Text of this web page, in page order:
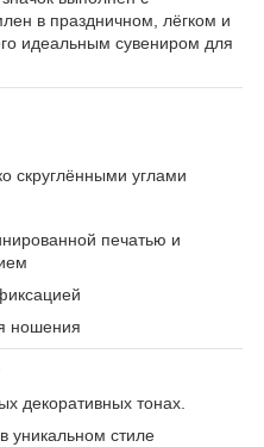
в праздничном, лёгком и
идеальным сувениром для
скруглёнными углами
печатью и
ношения
декоративных тонах.
уникальном стиле